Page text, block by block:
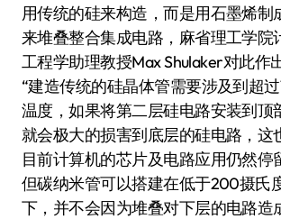
用传统的硅来构造，而是用石墨烯制
来堆叠整合集成电路，麻省理工学院
工程学助理教授Max Shulaker对此作
“建造传统的硅晶体管需要涉及到超
温度，如果将第二层硅电路安装到顶
就会极大的损害到底层的硅电路，这
目前计算机的芯片及电路应用仍然停
但碳纳米管可以搭建在低于200摄氏
下，并不会因为堆叠对下层的电路造